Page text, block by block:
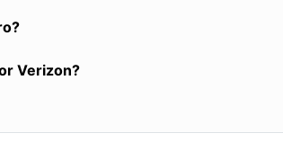
Verizon?